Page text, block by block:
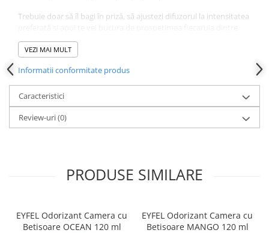
Trebuie doar să îl bagi în priză, să ajustezi difuzorul la intensitatea
cele 3 parfumuri o dată la fiecare 45 de minute. Dureaza până la
90 de zile, menținându-și aceeași intensitate.
Beneficiile AMA de CASA 3Volution Rezerva:
Aromă proaspătă și plăcută în cameră
Neutralizarea mirosurilor neplăcute
Durată îndelungată a parfumului
Setul conține 3 rezerve
VEZI MAI MULT
Informatii conformitate produs
Caracteristici
Review-uri(0)
PRODUSE SIMILARE
EYFEL Odorizant Camera cu
Betisoare OCEAN 120 ml
EYFEL Odorizant Camera cu
Betisoare MANGO 120 ml